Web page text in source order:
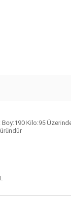
Kilo:95